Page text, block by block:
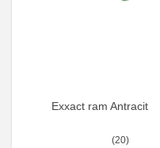
Exxact ram Antracit
(20)